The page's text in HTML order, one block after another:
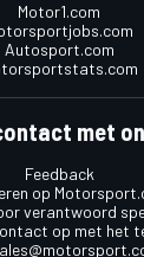
Motor1.com
Autosport.com
met
Feedback
op
verantwoord
op met het